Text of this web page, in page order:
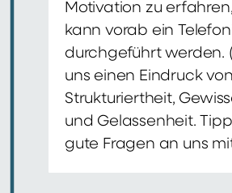
Motivation zu
kann vorab ein
durchgeführt werden.
uns einen Eindruck
Strukturiertheit,
und Gelassenheit.
gute Fragen an uns